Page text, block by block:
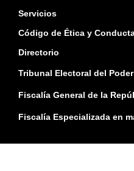
Servicios
Código de Ética y
Directorio
Tribunal Electoral del
Fiscalía General de la
Fiscalía Especializada en